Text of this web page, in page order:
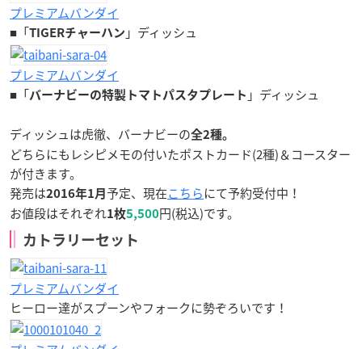
プレミアムバンダイ
■「TIGERチャーハン 」ディッシュ
プレミアムバンダイ
■「バーナビーの特製トマトパスタプレート 」ディッシュ
ディッシュは虎徹、バーナビーの全2種。
どちらにもレシピメモの付いたポストカード(2種)＆コースター
が付きます。
発売は2016年1月 予定、現在こちらにて予約受付中！
お値段はそれぞれ1枚5,500円(税込)です。
カトラリーセット
プレミアムバンダイ
ヒーロー達がスプーンやフォークに勢ぞろいです！